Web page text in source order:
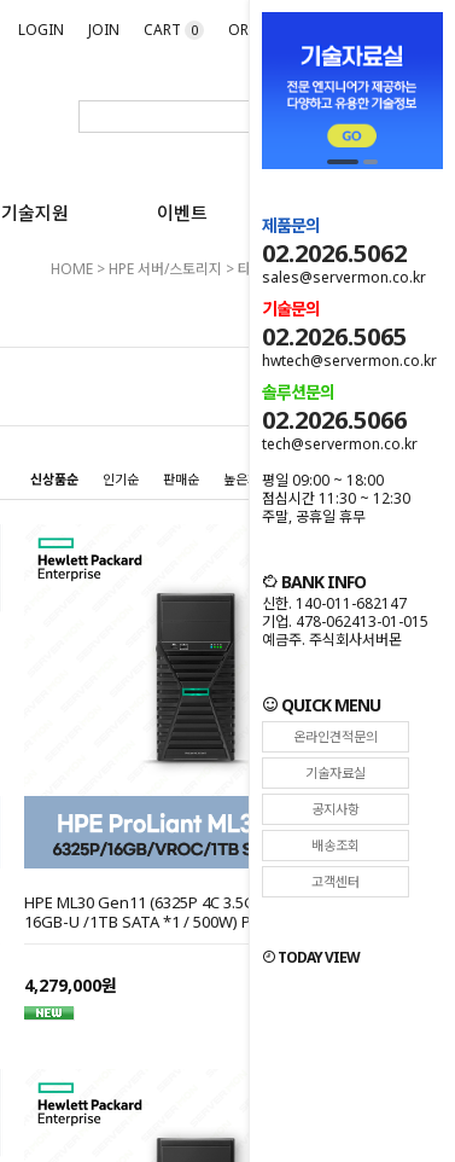
LOGIN JOIN CART 0 ORDER
기술지원 이벤트
제품문의
02.2026.5062
sales@servermon.co.kr
기술문의
02.2026.5065
hwtech@servermon.co.kr
솔루션문의
02.2026.5066
tech@servermon.co.kr
평일 09:00 ~ 18:00
점심시간 11:30 ~ 12:30
주말, 공휴일 휴무
BANK INFO
신한. 140-011-682147
기업. 478-062413-01-015
예금주. 주식회사서버몬
QUICK MENU
온라인견적문의
기술자료실
공지사항
배송조회
고객센터
TODAY VIEW
HOME > HPE 서버/스토리지 >타워형 서버>Gen11
신상품순 인기순 판매순 높은가격순 낮은가격순
HPE ML30 Gen11 (6325P 4C 3.5GHz 1P / 4LFF /
16GB-U /1TB SATA *1 / 500W) P65091-B21-CTO
4,279,000원